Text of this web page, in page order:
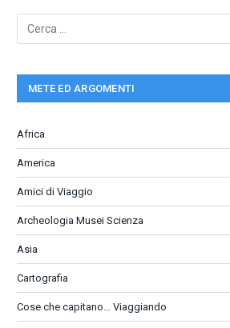
METE ED ARGOMENTI
Africa
America
Amici di Viaggio
Archeologia Musei Scienza
Asia
Cartografia
Cose che capitano… Viaggiando